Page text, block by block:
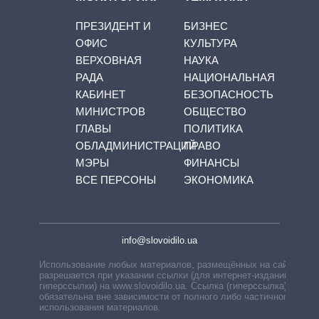
ПРЕЗИДЕНТ И
ОФИС
ВЕРХОВНАЯ
РАДА
КАБИНЕТ
МИНИСТРОВ
ГЛАВЫ
ОБЛАДМИНИСТРАЦИЙ
МЭРЫ
ВСЕ ПЕРСОНЫ
БИЗНЕС
КУЛЬТУРА
НАУКА
НАЦИОНАЛЬНАЯ
БЕЗОПАСНОСТЬ
ОБЩЕСТВО
ПОЛИТИКА
ПРАВО
ФИНАНСЫ
ЭКОНОМИКА
info@slovoidilo.ua
Использование любых материалов, размещённых на сайте,
разрешается при указании ссылки (для интернет-изданий —
гиперссылки) на www.slovoidilo.ua. Ссылка (гиперссылка)
обязательна вне зависимости от полного либо частичного
использования материалов.